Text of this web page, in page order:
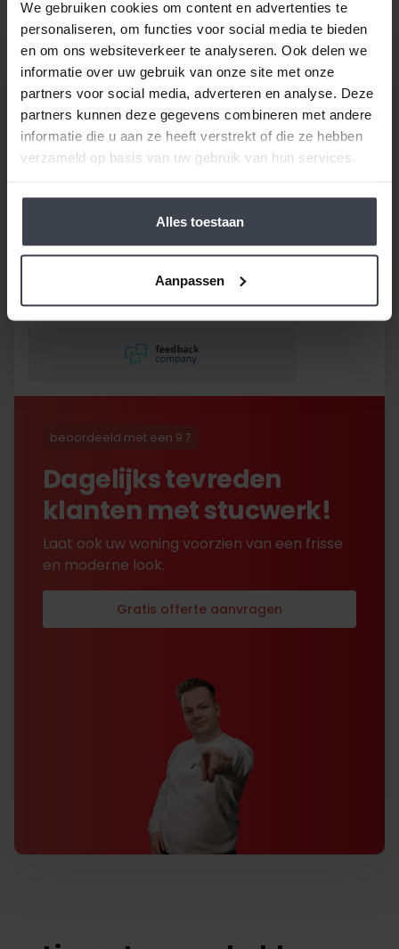
We gebruiken cookies om content en advertenties te
personaliseren, om functies voor social media te bieden
en om ons websiteverkeer te analyseren. Ook delen we
informatie over uw gebruik van onze site met onze
partners voor social media, adverteren en analyse. Deze
partners kunnen deze gegevens combineren met andere
informatie die u aan ze heeft verstrekt of die ze hebben
verzameld op basis van uw gebruik van hun services.
Alles toestaan
Aanpassen
Spuitwerken prijs.
Goed bedrijf waar
afspraken worden
nageleefd. Paar dingetjes
mis maar zelf opgelost en
korting gekregen. Duurde
lang eer ik de sleutel
met excuses , maar na
is alles toch na
beoordeeld met een 9.7
Dagelijks tevreden
klanten met stucwerk!
Laat ook uw woning voorzien van een frisse
en moderne look.
Gratis offerte aanvragen